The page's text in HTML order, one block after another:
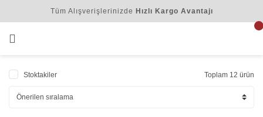
Tüm Alışverişlerinizde Hızlı Kargo Avantajı
Stoktakiler Toplam 12 ürün